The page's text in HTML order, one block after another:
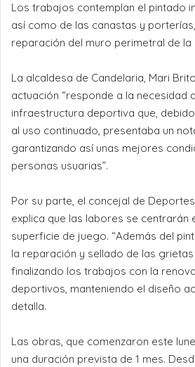
Los trabajos contemplan el pintado
así como de las canastas y
reparación del muro perimetral de la
La alcaldesa de Candelaria, Mari
actuación “responde a la necesidad
infraestructura deportiva que,
al uso continuado, presentaba un
garantizando así unas mejores
personas usuarias”.
Por su parte, el concejal de
explica que las labores se centrarán
superficie de juego. “Además del
la reparación y sellado de las
finalizando los trabajos con la
deportivos, manteniendo el diseño
detalla.
Las obras, que comenzaron este
una duración prevista de 1 mes.